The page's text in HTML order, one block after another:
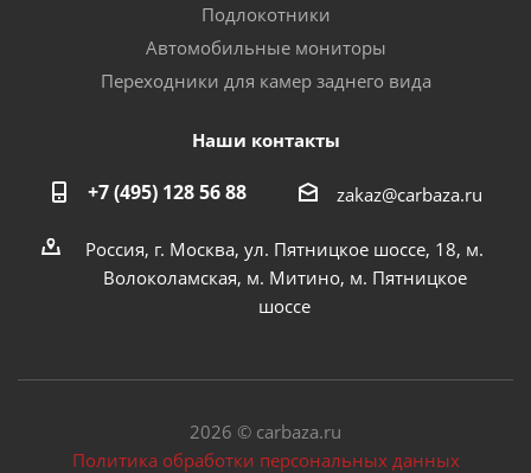
Подлокотники
Автомобильные мониторы
Переходники для камер заднего вида
Наши контакты
+7 (495) 128 56 88 zakaz@carbaza.ru
Россия, г. Москва, ул. Пятницкое шоссе, 18, м.
Волоколамская, м. Митино, м. Пятницкое
шоссе
2026 © carbaza.ru
Политика обработки персональных данных